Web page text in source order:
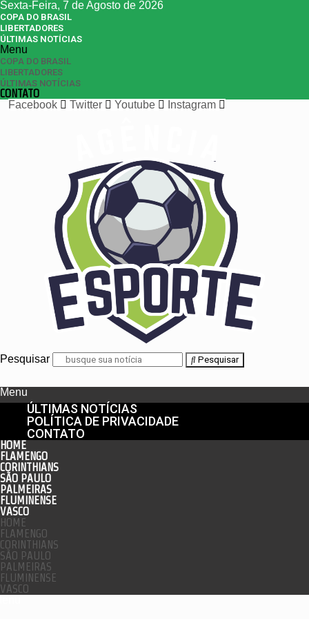
Sexta-Feira, 7 de Agosto de 2026
COPA DO BRASIL
LIBERTADORES
ÚLTIMAS NOTÍCIAS
Menu
COPA DO BRASIL
LIBERTADORES
ÚLTIMAS NOTÍCIAS
CONTATO
Facebook
Twitter Youtube Instagram
Pesquisar Pesquisar
Menu
ÚLTIMAS NOTÍCIAS
POLÍTICA DE PRIVACIDADE
CONTATO
HOME
FLAMENGO
CORINTHIANS
SÃO PAULO
PALMEIRAS
FLUMINENSE
VASCO
HOME
FLAMENGO
CORINTHIANS
SÃO PAULO
PALMEIRAS
FLUMINENSE
VASCO